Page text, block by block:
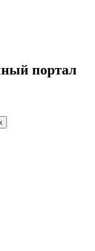
портал